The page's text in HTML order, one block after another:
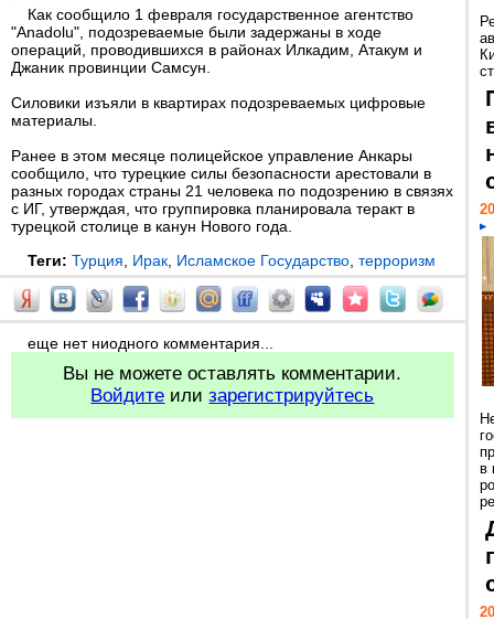
Как сообщило 1 февраля государственное агентство
"Anadolu", подозреваемые были задержаны в ходе
операций, проводившихся в районах Илкадим, Атакум и
Джаник провинции Самсун.
Силовики изъяли в квартирах подозреваемых цифровые
материалы.
Ранее в этом месяце полицейское управление Анкары
сообщило, что турецкие силы безопасности арестовали в
разных городах страны 21 человека по подозрению в связях
с ИГ, утверждая, что группировка планировала теракт в
турецкой столице в канун Нового года.
Теги: Турция Ирак Исламское Государство терроризм
еще нет ниодного комментария...
Вы не можете оставлять комментарии.
Войдите илизарегистрируйтесь
в